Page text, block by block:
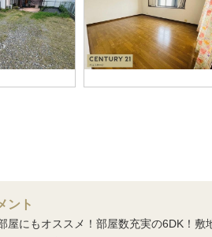
ント
屋にもオススメ！部屋数充実の6DK！